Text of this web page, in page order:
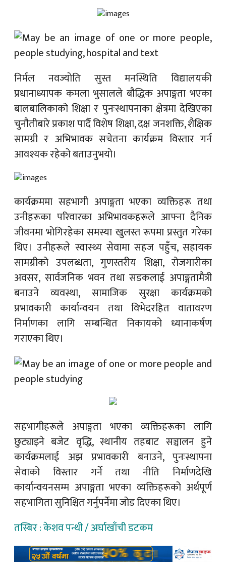
निर्मल नवज्योति सुस्त मनस्थिति विद्यालयकी
प्रधानाध्यापक कमला भुसालले बौद्धिक अपाङ्गता भएका
बालबालिकाको शिक्षा र पुनःस्थापनाका क्षेत्रमा देखिएका
चुनौतीबारे प्रकाश पार्दै विशेष शिक्षा, दक्ष जनशक्ति, शैक्षिक
सामग्री र अभिभावक सचेतना कार्यक्रम विस्तार गर्न
आवश्यक रहेको बताउनुभयो।
कार्यक्रममा सहभागी अपाङ्गता भएका व्यक्तिहरू तथा
उनीहरूका परिवारका अभिभावकहरूले आफ्ना दैनिक
जीवनमा भोगिरहेका समस्या खुलस्त रूपमा प्रस्तुत गरेका
थिए। उनीहरूले स्वास्थ्य सेवामा सहज पहुँच, सहायक
सामग्रीको उपलब्धता, गुणस्तरीय शिक्षा, रोजगारीका
अवसर, सार्वजनिक भवन तथा सडकलाई अपाङ्गतामैत्री
बनाउने व्यवस्था, सामाजिक सुरक्षा कार्यक्रमको
प्रभावकारी कार्यान्वयन तथा विभेदरहित वातावरण
निर्माणका लागि सम्बन्धित निकायको ध्यानाकर्षण
गराएका थिए।
सहभागीहरूले अपाङ्गता भएका व्यक्तिहरूका लागि
छुट्याइने बजेट वृद्धि, स्थानीय तहबाट सञ्चालन हुने
कार्यक्रमलाई अझ प्रभावकारी बनाउने, पुनःस्थापना
सेवाको विस्तार गर्ने तथा नीति निर्माणदेखि
कार्यान्वयनसम्म अपाङ्गता भएका व्यक्तिहरूको अर्थपूर्ण
सहभागिता सुनिश्चित गर्नुपर्नेमा जोड दिएका थिए।
तस्बिर : केशव पन्थी / अर्घाखाँची डटकम